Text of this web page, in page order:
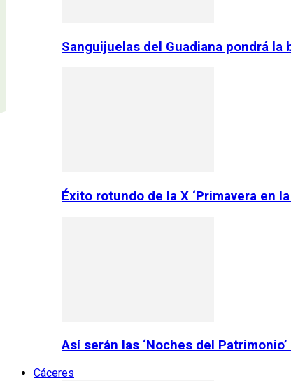
Sanguijuelas del Guadiana pondrá la
Éxito rotundo de la X ‘Primavera en
Así serán las ‘Noches del
Cáceres